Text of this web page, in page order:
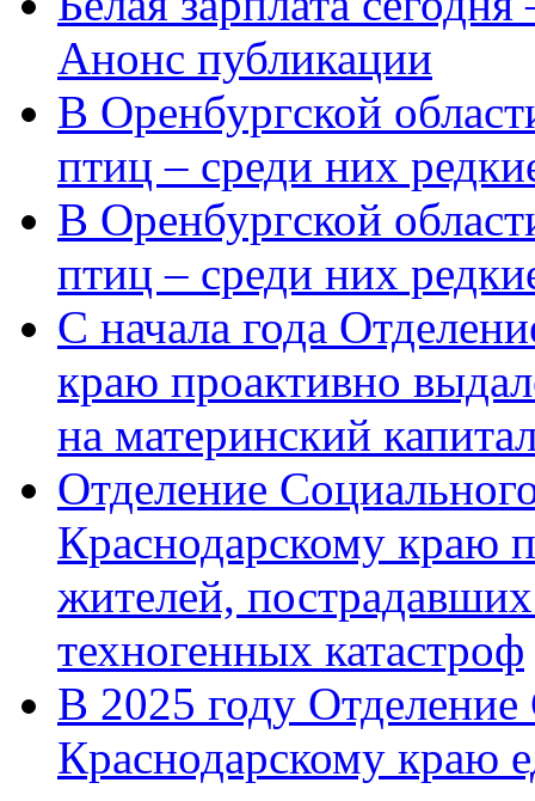
Анонс публикации
В Оренбургской
птиц – среди них
В Оренбургской
птиц – среди них
С начала года
краю проактивно
на материнский
Отделение
Краснодарскому краю
жителей,
техногенных катастроф
В 2025 году
Краснодарскому краю